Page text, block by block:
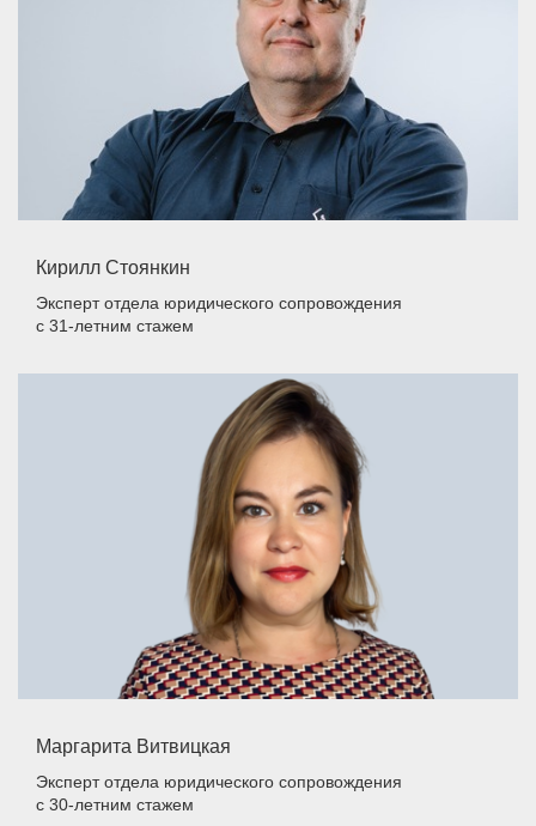
Кирилл Стоянкин
Эксперт отдела юридического сопровождения
с 31-летним стажем
Маргарита Витвицкая
Эксперт отдела юридического сопровождения
с 30-летним стажем